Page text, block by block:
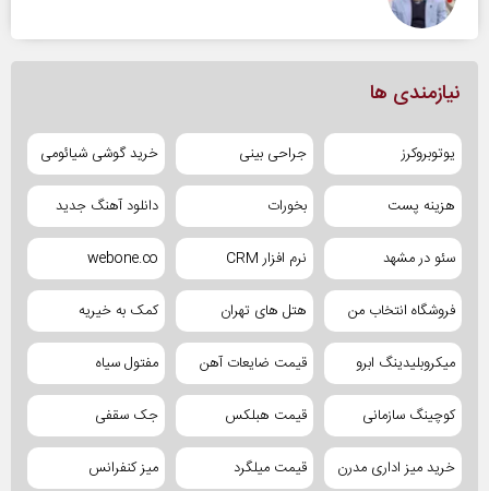
نیازمندی ها
یوتوبروکرز جراحی بینی خرید گوشی شیائومی
هزینه پست بخورات دانلود آهنگ جدید
سئو در مشهد نرم افزار CRM webone.co
فروشگاه انتخاب من هتل های تهران کمک به خیریه
میکروبلیدینگ ابرو قیمت ضایعات آهن مفتول سیاه
کوچینگ سازمانی قیمت هبلکس جک سقفی
خرید میز اداری مدرن قیمت میلگرد میز کنفرانس